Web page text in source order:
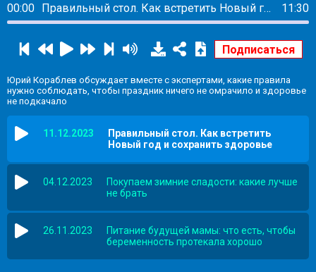
00:00 Правильный стол. Как встретить Новый год и сохранить здоровье 11:30
Юрий Кораблев обсуждает вместе с экспертами, какие правила
нужно соблюдать, чтобы праздник ничего не омрачило и здоровье
не подкачало
11.12.2023
Правильный стол. Как встретить
Новый год и сохранить здоровье
04.12.2023
Покупаем зимние сладости: какие лучше
не брать
26.11.2023
Питание будущей мамы: что есть, чтобы
беременность протекала хорошо